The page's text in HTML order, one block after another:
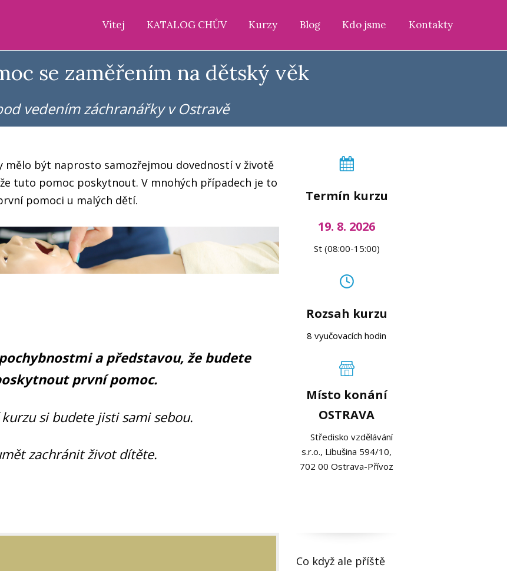
Vítej KATALOG CHŮV Kurzy Blog Kdo jsme Kontakty
se zaměřením na dětský věk
vedením záchranářky v Ostravě
mělo být naprosto samozřejmou dovedností v životě
tuto pomoc poskytnout. V mnohých případech je to
pomoci u malých dětí.
a představou, že budete
první pomoc.
si budete jisti sami sebou.
zachránit život dítěte.
Termín kurzu
19. 8. 2026
St (08:00-15:00)
Rozsah kurzu
8 vyučovacích hodin
Místo konání
OSTRAVA
Středisko vzdělávání
s.r.o., Libušina 594/10,
702 00 Ostrava-Přívoz
Co když ale příště